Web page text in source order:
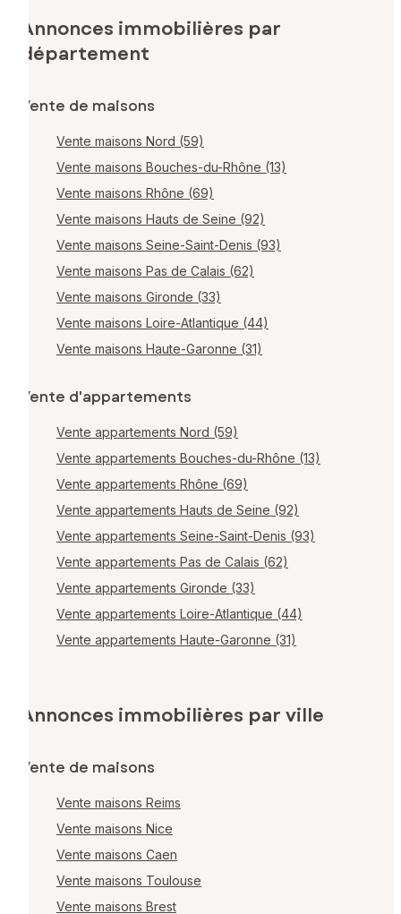
Annonces immobilières par
département
Vente de maisons
Vente maisons Nord (59)
Vente maisons Bouches-du-Rhône (13)
Vente maisons Rhône (69)
Vente maisons Hauts de Seine (92)
Vente maisons Seine-Saint-Denis (93)
Vente maisons Pas de Calais (62)
Vente maisons Gironde (33)
Vente maisons Loire-Atlantique (44)
Vente maisons Haute-Garonne (31)
Vente d'appartements
Vente appartements Nord (59)
Vente appartements Bouches-du-Rhône (13)
Vente appartements Rhône (69)
Vente appartements Hauts de Seine (92)
Vente appartements Seine-Saint-Denis (93)
Vente appartements Pas de Calais (62)
Vente appartements Gironde (33)
Vente appartements Loire-Atlantique (44)
Vente appartements Haute-Garonne (31)
Annonces immobilières par ville
Vente de maisons
Vente maisons Reims
Vente maisons Nice
Vente maisons Caen
Vente maisons Toulouse
Vente maisons Brest